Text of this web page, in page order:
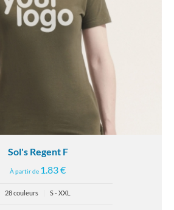
Sol's Regent F
À partir de 1.83 €
28 couleurs S - XXL